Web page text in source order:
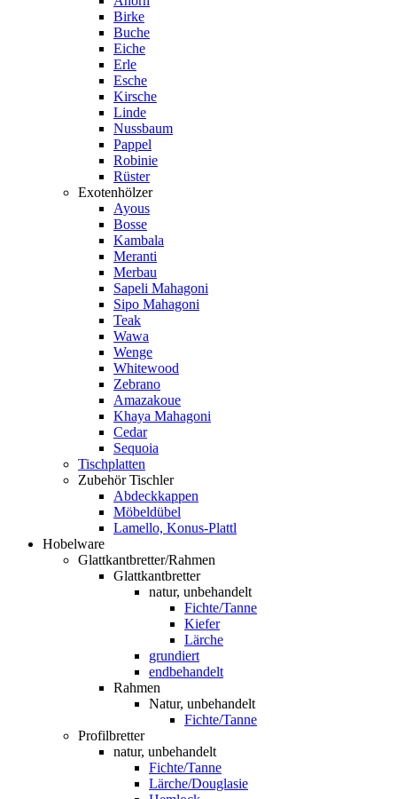
Birke
Buche
Eiche
Erle
Esche
Kirsche
Linde
Nussbaum
Pappel
Robinie
Rüster
Exotenhölzer
Ayous
Bosse
Kambala
Meranti
Merbau
Sapeli Mahagoni
Sipo Mahagoni
Teak
Wawa
Wenge
Whitewood
Zebrano
Amazakoue
Khaya Mahagoni
Cedar
Sequoia
Tischplatten
Zubehör Tischler
Abdeckkappen
Möbeldübel
Lamello, Konus-Plattl
Hobelware
Glattkantbretter/Rahmen
Glattkantbretter
natur, unbehandelt
Fichte/Tanne
Kiefer
Lärche
grundiert
endbehandelt
Rahmen
Natur, unbehandelt
Fichte/Tanne
Profilbretter
natur, unbehandelt
Fichte/Tanne
Lärche/Douglasie